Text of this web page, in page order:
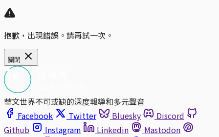
抱歉，出現錯誤。請再試一次。
關閉
華文世界不可或缺的深度報導和多元聲音
Facebook
Twitter Bluesky
Discord
Github
Instagram Linkedin
Mastodon